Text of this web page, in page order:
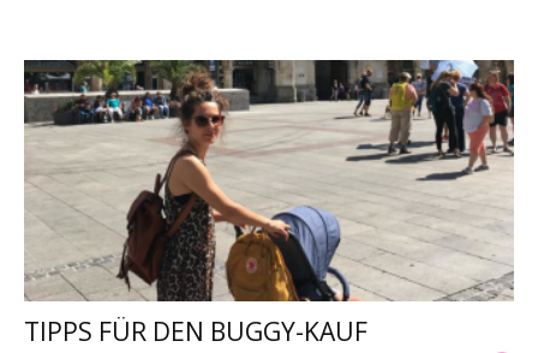
TIPPS FÜR DEN BUGGY-KAUF